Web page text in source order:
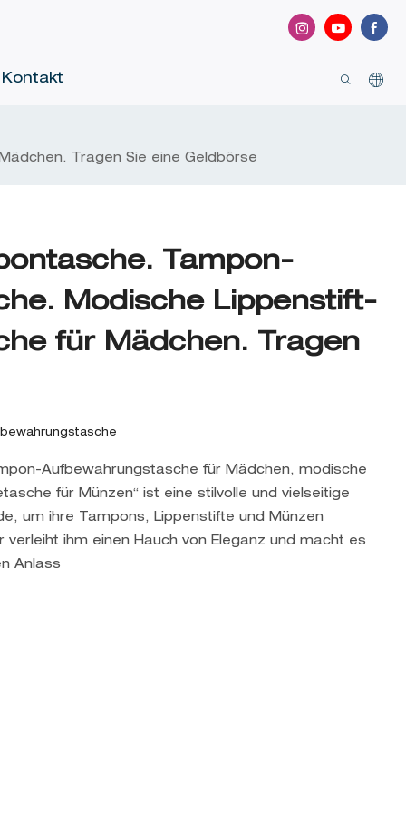
Kontakt
Tragen Sie eine Geldbörse
Tampon-
Modische Lippenstift-
für Mädchen. Tragen
Aufbewahrungstasche für Mädchen, modische
für Münzen“ ist eine stilvolle und vielseitige
um ihre Tampons, Lippenstifte und Münzen
ihm einen Hauch von Eleganz und macht es
Anlass